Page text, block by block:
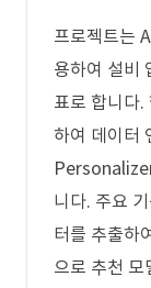
프로젝트는
용하여 설비
표로 합니다
하여 데이터
니다. 주요
터를 추출하
으로 추천 모